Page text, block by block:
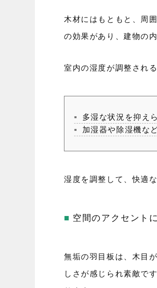
木材にはもともと、周
の効果があり、建物の
室内の湿度が調整され
多湿な状況を抑え
加湿器や除湿機な
湿度を調整して、快適
空間のアクセント
無垢の羽目板は、木目
しさが感じられ素敵で